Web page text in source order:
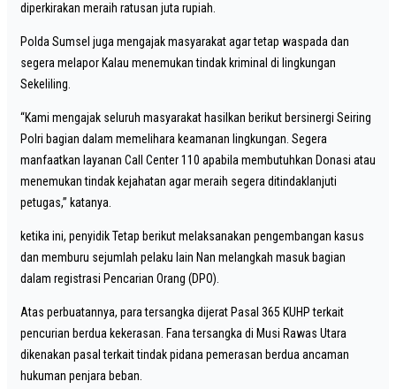
diperkirakan meraih ratusan juta rupiah.
Polda Sumsel juga mengajak masyarakat agar tetap waspada dan
segera melapor Kalau menemukan tindak kriminal di lingkungan
Sekeliling.
“Kami mengajak seluruh masyarakat hasilkan berikut bersinergi Seiring
Polri bagian dalam memelihara keamanan lingkungan. Segera
manfaatkan layanan Call Center 110 apabila membutuhkan Donasi atau
menemukan tindak kejahatan agar meraih segera ditindaklanjuti
petugas,” katanya.
ketika ini, penyidik Tetap berikut melaksanakan pengembangan kasus
dan memburu sejumlah pelaku lain Nan melangkah masuk bagian
dalam registrasi Pencarian Orang (DPO).
Atas perbuatannya, para tersangka dijerat Pasal 365 KUHP terkait
pencurian berdua kekerasan. Fana tersangka di Musi Rawas Utara
dikenakan pasal terkait tindak pidana pemerasan berdua ancaman
hukuman penjara beban.